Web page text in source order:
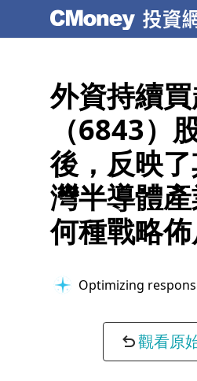
外資持續
（6843）
後，反映
灣半導體
何種戰略佈
Optimizing
觀看原